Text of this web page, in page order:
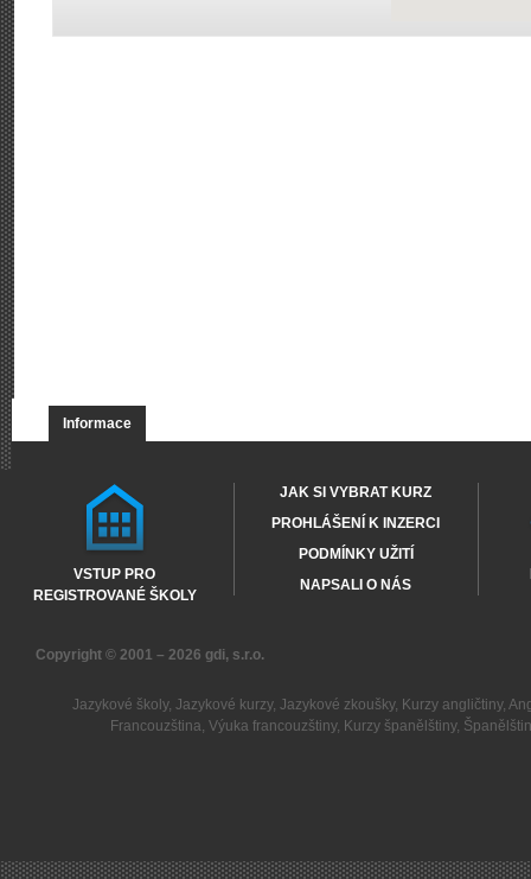
Informace
VSTUP PRO
REGISTROVANÉ ŠKOLY
JAK SI VYBRAT KURZ
PROHLÁŠENÍ K INZERCI
PODMÍNKY UŽITÍ
NAPSALI O NÁS
Copyright © 2001 – 2026 gdi, s.r.o.
Jazykové školy, Jazykové kurzy, Jazykové zkoušky, Kurzy angličtiny,
Francouzština,Výuka francouzštiny, Kurzy španělštiny,